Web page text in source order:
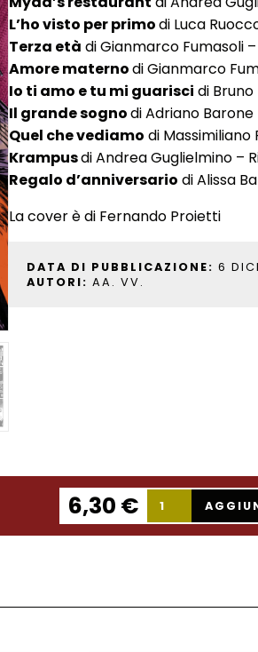
L’ho visto per primodi Luca
Terza età di Gianmarco Fumasoli
Amore maternodi Gianmarco
Io ti amo e tu mi guarisci di
Il grande sognodi Adriano
Quel che vediamo di
Krampusdi Andrea Guglielmino –
Regalo d’anniversario di Alissa
La cover è di Fernando Proietti
DATA DI PUBBLICAZIONE: 6
AUTORI: AA. VV.
6,30 €